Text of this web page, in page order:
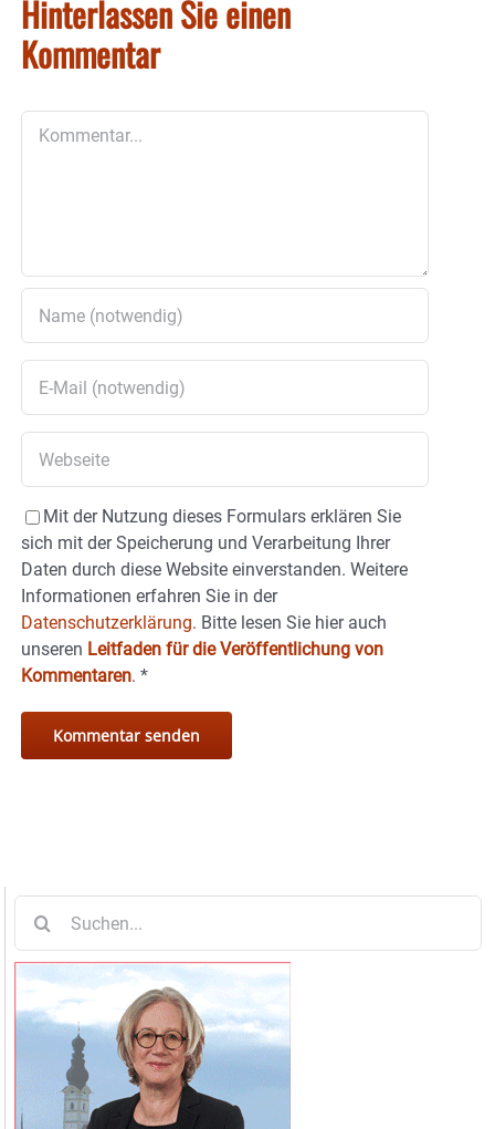
Hinterlassen Sie einen
Kommentar
Mit der Nutzung dieses Formulars erklären Sie
sich mit der Speicherung und Verarbeitung Ihrer
Daten durch diese Website einverstanden. Weitere
Informationen erfahren Sie in der
Datenschutzerklärung. Bitte lesen Sie hier auch
unseren Leitfaden für die Veröffentlichung von
Kommentaren. *
nach: